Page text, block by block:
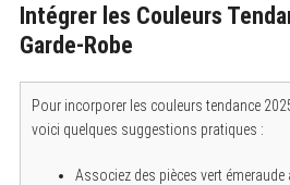
Intégrer les Couleurs
Garde-Robe
Pour incorporer les couleurs tendance
voici quelques suggestions pratiques :
Associez des pièces vert